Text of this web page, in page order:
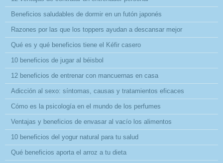
Beneficios saludables de dormir en un futón japonés
Razones por las que los toppers ayudan a descansar mejor
Qué es y qué beneficios tiene el Kéfir casero
10 beneficios de jugar al béisbol
12 beneficios de entrenar con mancuernas en casa
Adicción al sexo: síntomas, causas y tratamientos eficaces
Cómo es la psicología en el mundo de los perfumes
Ventajas y beneficios de envasar al vacío los alimentos
10 beneficios del yogur natural para tu salud
Qué beneficios aporta el arroz a tu dieta